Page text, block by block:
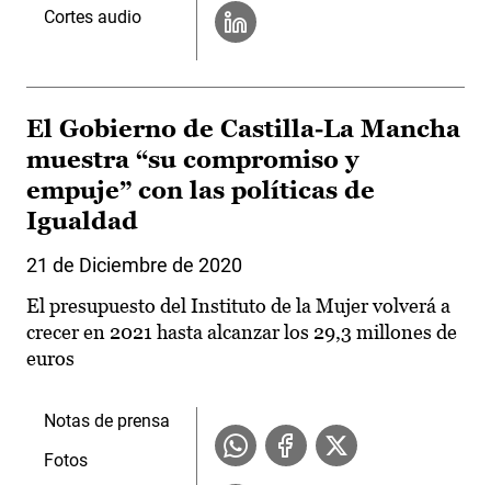
Cortes audio
El Gobierno de Castilla-La Mancha
muestra “su compromiso y
empuje” con las políticas de
Igualdad
21 de Diciembre de 2020
El presupuesto del Instituto de la Mujer volverá a
crecer en 2021 hasta alcanzar los 29,3 millones de
euros
Notas de prensa
Fotos